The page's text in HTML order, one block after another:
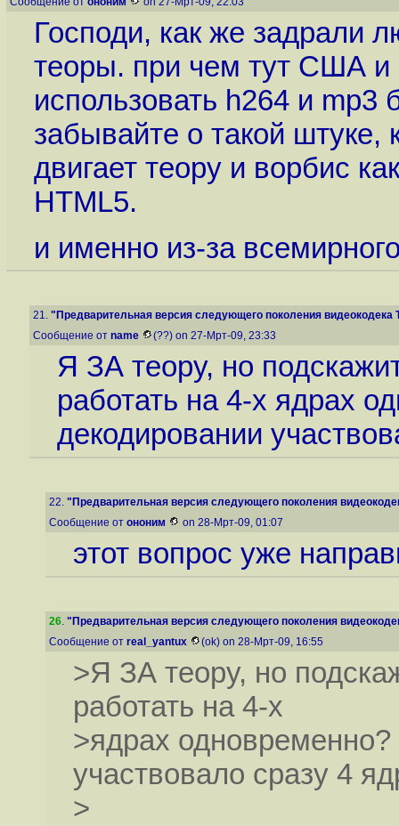
Господи, как же задрали
теоры. при чем тут США
использовать h264 и mp3
забывайте о такой штуке,
двигает теору и ворбис
HTML5.
и именно из-за
21. "Предварительная версия следующего поколения видеокодека
Сообщение от name (??) on 27-Мрт-09, 23:33
Я ЗА теору, но
работать на 4-х ядрах
декодировании
22. "Предварительная версия следующего поколения
Сообщение от ононим on 28-Мрт-09, 01:07
этот вопрос уже
26. "Предварительная версия следующего поколения
Сообщение от real_yantux (ok) on 28-Мрт-09, 16:55
>Я ЗА теору, но
работать на 4-х
>ядрах
участвовало сразу 4
>